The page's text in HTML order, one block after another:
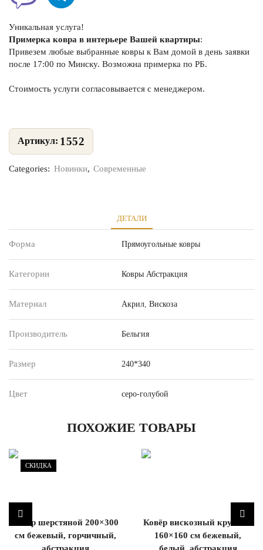
Уникальная услуга!
Примерка ковра в интерьере Вашей квартиры:
Привезем любые выбранные ковры к Вам домой в день заявки
после 17:00 по Минску. Возможна примерка по РБ.
Стоимость услуги согласовывается с менеджером.
1552
Categories: Новинки, Современные
ДЕТАЛИ
Форма Прямоугольные ковры
Категории Ковры Абстракция
Материал Акрил, Вискоза
Производитель Бельгия
Размер 240*340
Цвет серо-голубой
ПОХОЖИЕ ТОВАРЫ
СКИДКА
Ковёр шерстяной 200×300
см бежевый, горчичный,
абстракция
Ковёр вискозный круглый
160×160 см бежевый,
белый, абстракция